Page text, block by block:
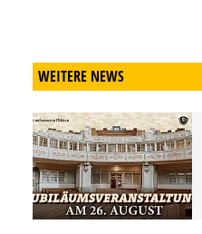
WEITERE NEWS